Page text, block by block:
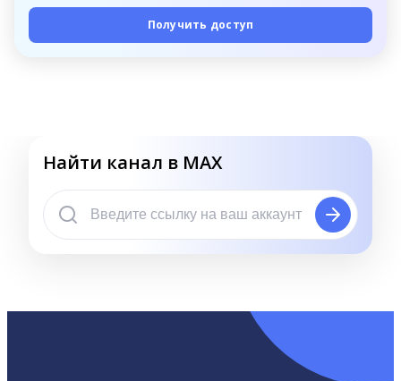
Получить доступ
Найти канал в MAX